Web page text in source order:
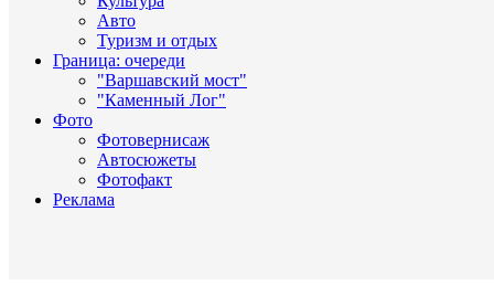
Авто
Туризм и отдых
Граница: очереди
"Варшавский мост"
"Каменный Лог"
Фото
Фотовернисаж
Автосюжеты
Фотофакт
Реклама